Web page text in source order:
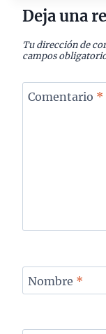
Deja una
Tu dirección de
campos
Comentario *
Nombre *